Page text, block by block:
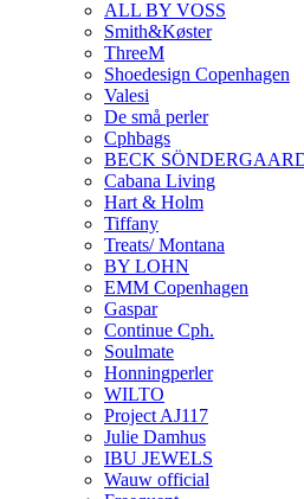
ALL BY VOSS
Smith&Køster
ThreeM
Shoedesign Copenhagen
Valesi
De små perler
Cphbags
BECK
Cabana Living
Hart & Holm
Tiffany
Treats/ Montana
BY LOHN
EMM Copenhagen
Gaspar
Continue Cph.
Soulmate
Honningperler
WILTO
Project AJ117
Julie Damhus
IBU JEWELS
Wauw official